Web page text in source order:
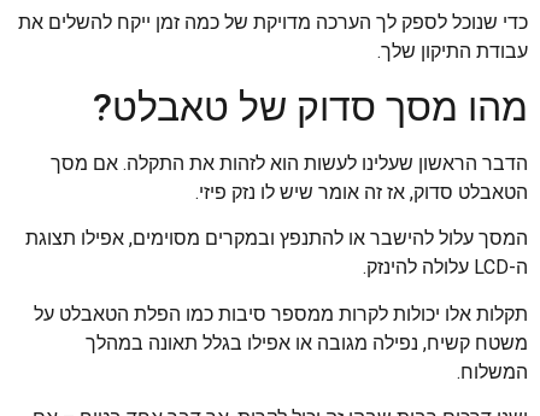
כדי שנוכל לספק לך הערכה מדויקת של כמה זמן ייקח להשלים את
עבודת התיקון שלך.
מהו מסך סדוק של טאבלט?
הדבר הראשון שעלינו לעשות הוא לזהות את התקלה. אם מסך
הטאבלט סדוק, אז זה אומר שיש לו נזק פיזי.
המסך עלול להישבר או להתנפץ ובמקרים מסוימים, אפילו תצוגת
ה-LCD עלולה להינזק.
תקלות אלו יכולות לקרות ממספר סיבות כמו הפלת הטאבלט על
משטח קשיח, נפילה מגובה או אפילו בגלל תאונה במהלך
המשלוח.